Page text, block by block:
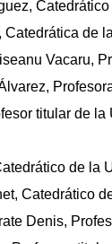
de
Vacaru,
titular de
de la
Catedrático
Denis,